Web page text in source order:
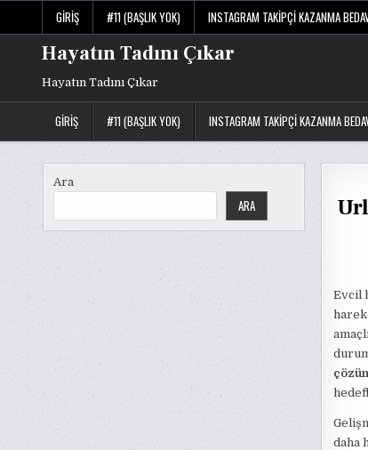
content
GIRIŞ #11 (BAŞLIK YOK) INSTAGRAM TAKIPÇI KAZANMA
Hayatın Tadını Çıkar
Hayatın Tadını Çıkar
GIRIŞ #11 (BAŞLIK YOK) INSTAGRAM TAKIPÇI KAZANMA
Ara
ARA
Evcil
daha